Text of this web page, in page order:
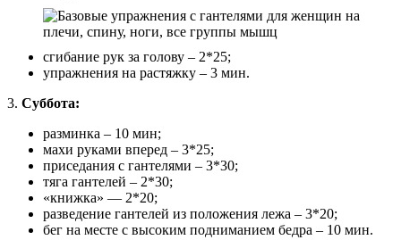
сгибание рук за голову – 2*25;
упражнения на растяжку – 3 мин.
3. Суббота:
разминка – 10 мин;
махи руками вперед – 3*25;
приседания с гантелями – 3*30;
тяга гантелей – 2*30;
«книжка» — 2*20;
разведение гантелей из положения лежа – 3*20;
бег на месте с высоким подниманием бедра – 10 мин.